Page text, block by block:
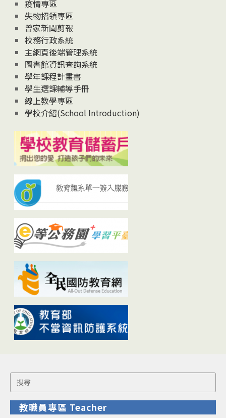
疫情專區
失物招領專區
曾家新聞剪報
校務行政系統
主網頁後端管理系統
圖書館資訊查詢系統
學年課程計畫書
學生選課輔導手冊
線上教學專區
學校介紹(School Introduction)
Search
for:
教職員專區 Teacher